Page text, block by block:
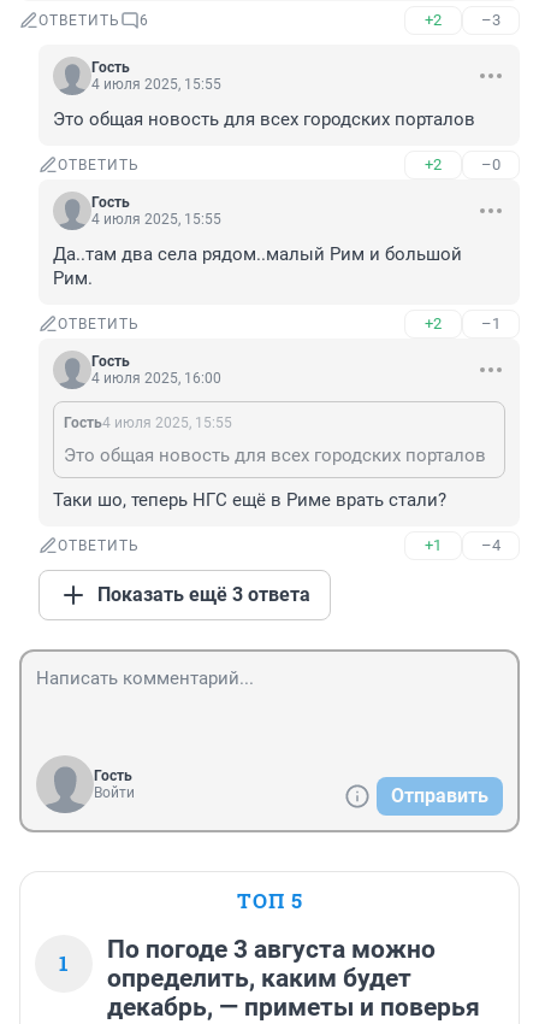
ОТВЕТИТЬ 6 +2 –3
Гость
4 июля 2025, 15:55
Это общая новость для всех городских порталов
ОТВЕТИТЬ +2 –0
Гость
4 июля 2025, 15:55
Да..там два села рядом..малый Рим и большой
Рим.
ОТВЕТИТЬ +2 –1
Гость
4 июля 2025, 16:00
Гость4 июля 2025, 15:55
Это общая новость для всех городских порталов
Таки шо, теперь НГС ещё в Риме врать стали?
ОТВЕТИТЬ +1 –4
Показать ещё 3 ответа
Гость
Войти
Отправить
ТОП 5
1
По погоде 3 августа можно
определить, каким будет
декабрь, — приметы и поверья